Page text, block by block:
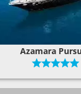
Azamara